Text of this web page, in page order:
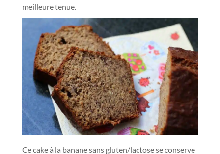
meilleure tenue.
Ce cake à la banane sans gluten/lactose se conserve